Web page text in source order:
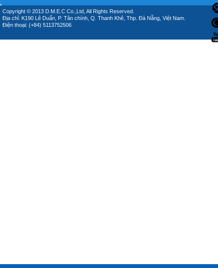
Copyright © 2013 D.M.E.C Co.,Ltd, All Rights Reserved.
Địa chỉ: K190 Lê Duẩn, P. Tân chính, Q. Thanh Khê, Thp. Đà Nẵng, Việt Nam.
Điện thoại: (+84) 5113752506